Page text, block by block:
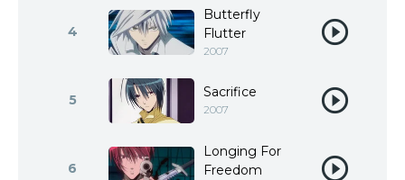
4
Butterfly
Flutter
2007
5 Sacrifice
2007
6
Longing For
Freedom